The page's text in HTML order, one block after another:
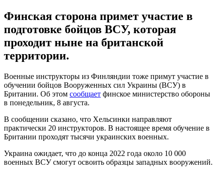
Финская сторона примет участие в
подготовке бойцов ВСУ, которая
проходит ныне на британской
территории.
Военные инструкторы из Финляндии тоже примут участие в
обучении бойцов Вооруженных сил Украины (ВСУ) в
Британии. Об этом сообщает финское министерство обороны
в понедельник, 8 августа.
В сообщении сказано, что Хельсинки направляют
практически 20 инструкторов. В настоящее время обучение в
Британии проходят тысячи украинских военных.
Украина ожидает, что до конца 2022 года около 10 000
военных ВСУ смогут освоить образцы западных вооружений.